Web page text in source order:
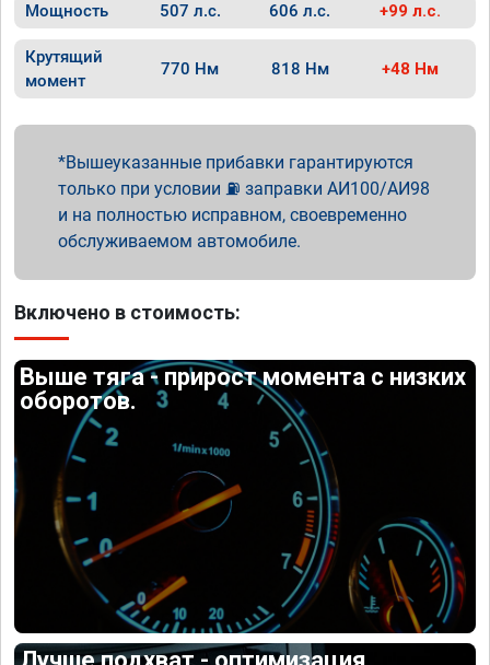
Мощность 507 л.с. 606 л.с. +99 л.с.
Крутящий
момент
770 Нм 818 Нм +48 Нм
Вышеуказанные прибавки гарантируются
только при условии ⛽ заправки АИ100/АИ98
и на полностью исправном, своевременно
обслуживаемом автомобиле.
Включено в стоимость:
Выше тяга - прирост момента с низких
оборотов.